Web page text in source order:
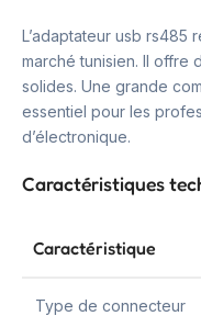
L’adaptateur usb rs485
marché tunisien. Il offre
solides. Une grande
essentiel pour les
d’électronique.
Caractéristiques
Caractéristique
Type de connecteur